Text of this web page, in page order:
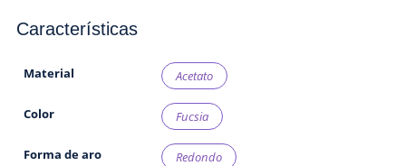
Características
Material Acetato
Color Fucsia
Forma de aro Redondo